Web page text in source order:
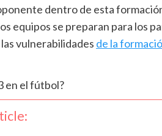
dentro de esta
equipos se preparan para los
vulnerabilidades de la